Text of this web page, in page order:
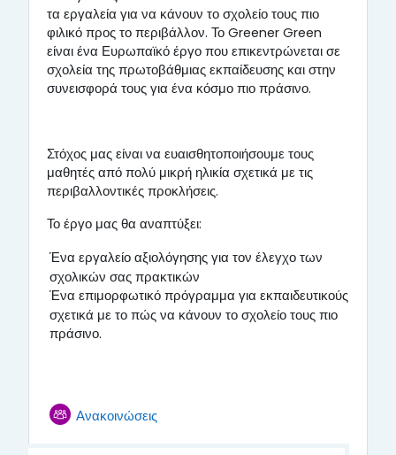
τα εργαλεία για να κάνουν το σχολείο τους πιο
φιλικό προς το περιβάλλον. Το Greener Green
είναι ένα Ευρωπαϊκό έργο που επικεντρώνεται σε
σχολεία της πρωτοβάθμιας εκπαίδευσης και στην
συνεισφορά τους για ένα κόσμο πιο πράσινο.
Στόχος μας είναι να ευαισθητοποιήσουμε τους
μαθητές από πολύ μικρή ηλικία σχετικά με τις
περιβαλλοντικές προκλήσεις.
Το έργο μας θα αναπτύξει: ​
Ένα εργαλείο αξιολόγησης για τον έλεγχο των
σχολικών σας πρακτικών
Ένα επιμορφωτικό πρόγραμμα για εκπαιδευτικούς
σχετικά με το πώς να κάνουν το σχολείο τους πιο
πράσινο.
ΑνακοινώσειςForum